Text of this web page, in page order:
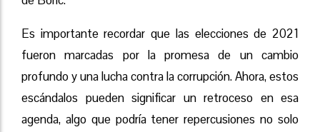
Es importante recordar que las elecciones de 2021
fueron marcadas por la promesa de un cambio
profundo y una lucha contra la corrupción. Ahora, estos
escándalos pueden significar un retroceso en esa
agenda, algo que podría tener repercusiones no solo